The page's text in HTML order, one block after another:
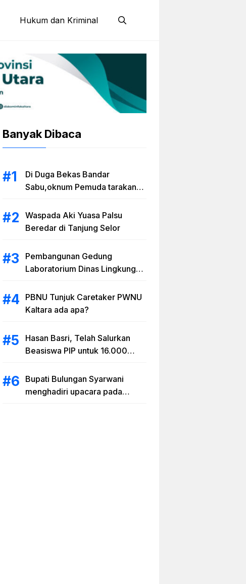
Hukum dan Kriminal
Banyak Dibaca
Di Duga Bekas Bandar
Sabu,oknum Pemuda tarakan
Waspada Aki Yuasa Palsu
Beredar di Tanjung Selor
Pembangunan Gedung
Laboratorium Dinas Lingkungan
sesuai RAB
PBNU Tunjuk Caretaker PWNU
Kaltara ada apa?
Hasan Basri, Telah Salurkan
Beasiswa PIP untuk 16.000
Bupati Bulungan Syarwani
menghadiri upacara pada